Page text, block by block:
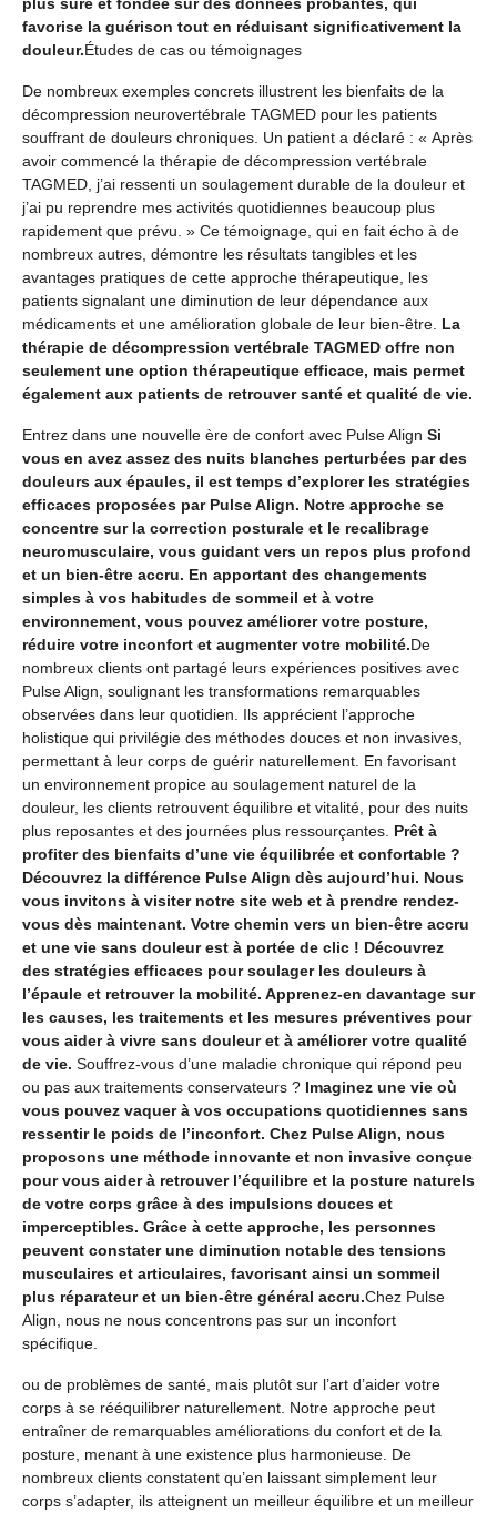
favorise la guérison tout en réduisant significativement la
douleur.Études de cas ou témoignages
De nombreux exemples concrets illustrent les bienfaits de la
décompression neurovertébrale TAGMED pour les patients
souffrant de douleurs chroniques. Un patient a déclaré : « Après
avoir commencé la thérapie de décompression vertébrale
TAGMED, j’ai ressenti un soulagement durable de la douleur et
j’ai pu reprendre mes activités quotidiennes beaucoup plus
rapidement que prévu. » Ce témoignage, qui en fait écho à de
nombreux autres, démontre les résultats tangibles et les
avantages pratiques de cette approche thérapeutique, les
patients signalant une diminution de leur dépendance aux
médicaments et une amélioration globale de leur bien-être. La
thérapie de décompression vertébrale TAGMED offre non
seulement une option thérapeutique efficace, mais permet
également aux patients de retrouver santé et qualité de vie.
Entrez dans une nouvelle ère de confort avec Pulse Align Si
vous en avez assez des nuits blanches perturbées par des
douleurs aux épaules, il est temps d’explorer les stratégies
efficaces proposées par Pulse Align. Notre approche se
concentre sur la correction posturale et le recalibrage
neuromusculaire, vous guidant vers un repos plus profond
et un bien-être accru. En apportant des changements
simples à vos habitudes de sommeil et à votre
environnement, vous pouvez améliorer votre posture,
réduire votre inconfort et augmenter votre mobilité.De
nombreux clients ont partagé leurs expériences positives avec
Pulse Align, soulignant les transformations remarquables
observées dans leur quotidien. Ils apprécient l’approche
holistique qui privilégie des méthodes douces et non invasives,
permettant à leur corps de guérir naturellement. En favorisant
un environnement propice au soulagement naturel de la
douleur, les clients retrouvent équilibre et vitalité, pour des nuits
plus reposantes et des journées plus ressourçantes. Prêt à
profiter des bienfaits d’une vie équilibrée et confortable ?
Découvrez la différence Pulse Align dès aujourd’hui. Nous
vous invitons à visiter notre site web et à prendre rendez-
vous dès maintenant. Votre chemin vers un bien-être accru
et une vie sans douleur est à portée de clic ! Découvrez
des stratégies efficaces pour soulager les douleurs à
l’épaule et retrouver la mobilité. Apprenez-en davantage sur
les causes, les traitements et les mesures préventives pour
vous aider à vivre sans douleur et à améliorer votre qualité
de vie. Souffrez-vous d’une maladie chronique qui répond peu
ou pas aux traitements conservateurs ? Imaginez une vie où
vous pouvez vaquer à vos occupations quotidiennes sans
ressentir le poids de l’inconfort. Chez Pulse Align, nous
proposons une méthode innovante et non invasive conçue
pour vous aider à retrouver l’équilibre et la posture naturels
de votre corps grâce à des impulsions douces et
imperceptibles. Grâce à cette approche, les personnes
peuvent constater une diminution notable des tensions
musculaires et articulaires, favorisant ainsi un sommeil
plus réparateur et un bien-être général accru.Chez Pulse
Align, nous ne nous concentrons pas sur un inconfort
spécifique.
ou de problèmes de santé, mais plutôt sur l’art d’aider votre
corps à se rééquilibrer naturellement. Notre approche peut
entraîner de remarquables améliorations du confort et de la
posture, menant à une existence plus harmonieuse. De
nombreux clients constatent qu’en laissant simplement leur
corps s’adapter, ils atteignent un meilleur équilibre et un meilleur